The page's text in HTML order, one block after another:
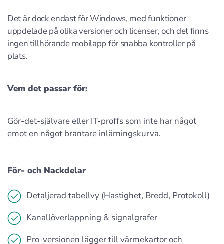
Det är dock endast för Windows, med funktioner
uppdelade på olika versioner och licenser, och det finns
ingen tillhörande mobilapp för snabba kontroller på
plats.
Vem det passar för:
Gör-det-självare eller IT-proffs som inte har något
emot en något brantare inlärningskurva.
För- och Nackdelar
Detaljerad tabellvy (Hastighet, Bredd, Protokoll)
Kanallöverlappning & signalgrafer
Pro-versionen lägger till värmekartor och